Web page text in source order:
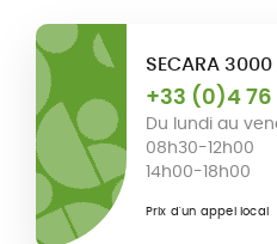
SECARA 3000
+33 (0)4 76
Du lundi au
08h30-12h00
14h00-18h00
Prix d'un appel local